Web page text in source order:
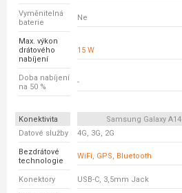
Vyměnitelná
baterie
Ne
Max. výkon
drátového
nabíjení
15 W
Doba nabíjení
na 50 %
-
Konektivita Samsung Galaxy A14
Datové služby
4G, 3G, 2G
Bezdrátové
technologie
WiFi, GPS, Bluetooth
Konektory USB-C, 3,5mm Jack